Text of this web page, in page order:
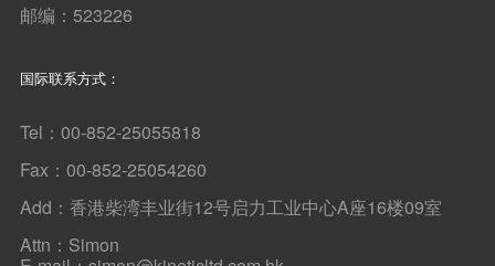
邮编：523226
国际联系方式：
Tel：00-852-25055818
Fax：00-852-25054260
Add：香港柴湾丰业街12号启力工业中心A座16楼09室
Attn：Simon